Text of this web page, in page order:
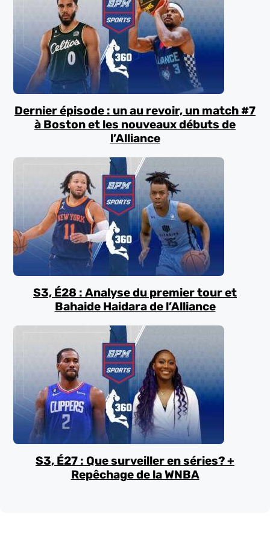
Dernier épisode : un au revoir, un match #7
à Boston et les nouveaux débuts de
l’Alliance
S3, É28 : Analyse du premier tour et
Bahaide Haidara de l’Alliance
S3, É27 : Que surveiller en séries? +
Repêchage de la WNBA